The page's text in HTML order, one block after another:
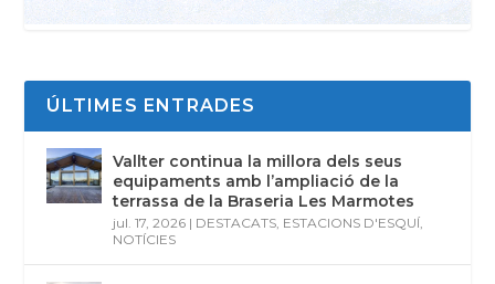
ÚLTIMES ENTRADES
Vallter continua la millora dels seus
equipaments amb l’ampliació de la
terrassa de la Braseria Les Marmotes
jul. 17, 2026 | DESTACATS, ESTACIONS D'ESQUÍ,
NOTÍCIES